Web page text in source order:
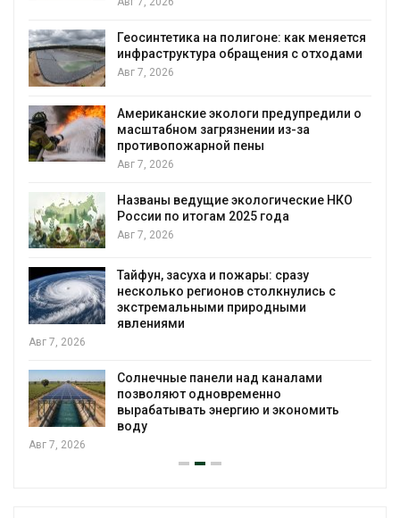
строительство мусорных объектов и
уборку контейнерных площадок
Авг 7, 2026
Панамский канал вновь ограничивает
загрузку судов из-за дефицита пресной
воды
Авг 6, 2026
В китайской провинции Шэньси из-за
паводков эвакуировали более 140 тыс.
человек
МЕГА и ВкусВилл установили
экообменники для сбора вторсырья
Авг 6, 2026
воду из воздуха с помощью ветра
Авг 6, 2026